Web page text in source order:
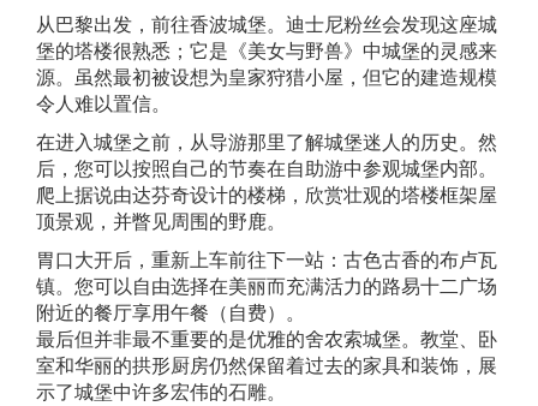
从巴黎出发，前往香波城堡。迪士尼粉丝会发现这座城
堡的塔楼很熟悉；它是《美女与野兽》中城堡的灵感来
源。虽然最初被设想为皇家狩猎小屋，但它的建造规模
令人难以置信。
在进入城堡之前，从导游那里了解城堡迷人的历史。然
后，您可以按照自己的节奏在自助游中参观城堡内部。
爬上据说由达芬奇设计的楼梯，欣赏壮观的塔楼框架屋
顶景观，并瞥见周围的野鹿。
胃口大开后，重新上车前往下一站：古色古香的布卢瓦
镇。您可以自由选择在美丽而充满活力的路易十二广场
附近的餐厅享用午餐（自费）。
最后但并非最不重要的是优雅的舍农索城堡。教堂、卧
室和华丽的拱形厨房仍然保留着过去的家具和装饰，展
示了城堡中许多宏伟的石雕。